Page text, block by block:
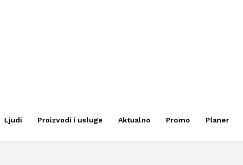
Ljudi Proizvodi i usluge Aktualno Promo Planer